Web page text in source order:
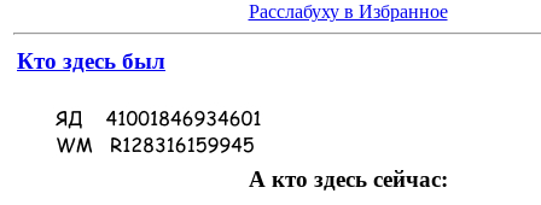
Расслабуху в Избранное
Кто здесь был
А кто здесь сейчас: